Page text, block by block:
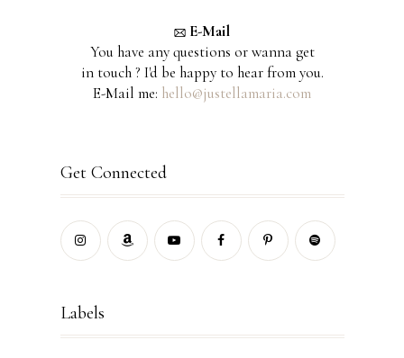
E-Mail
You have any questions or wanna get
in touch ? I'd be happy to hear from you.
E-Mail me: hello@justellamaria.com
Get Connected
Labels